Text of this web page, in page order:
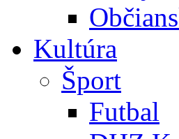
Kultúra
Šport
Futbal